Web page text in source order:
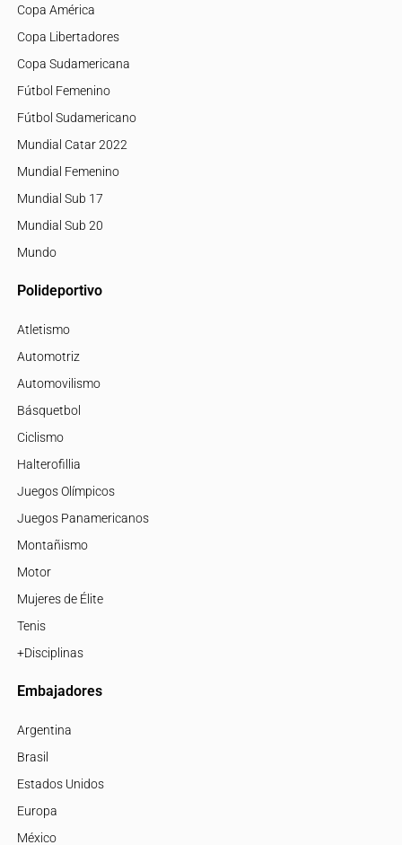
Copa América
Copa Libertadores
Copa Sudamericana
Fútbol Femenino
Fútbol Sudamericano
Mundial Catar 2022
Mundial Femenino
Mundial Sub 17
Mundial Sub 20
Mundo
Polideportivo
Atletismo
Automotriz
Automovilismo
Básquetbol
Ciclismo
Halterofillia
Juegos Olímpicos
Juegos Panamericanos
Montañismo
Motor
Mujeres de Élite
Tenis
+Disciplinas
Embajadores
Argentina
Brasil
Estados Unidos
Europa
México